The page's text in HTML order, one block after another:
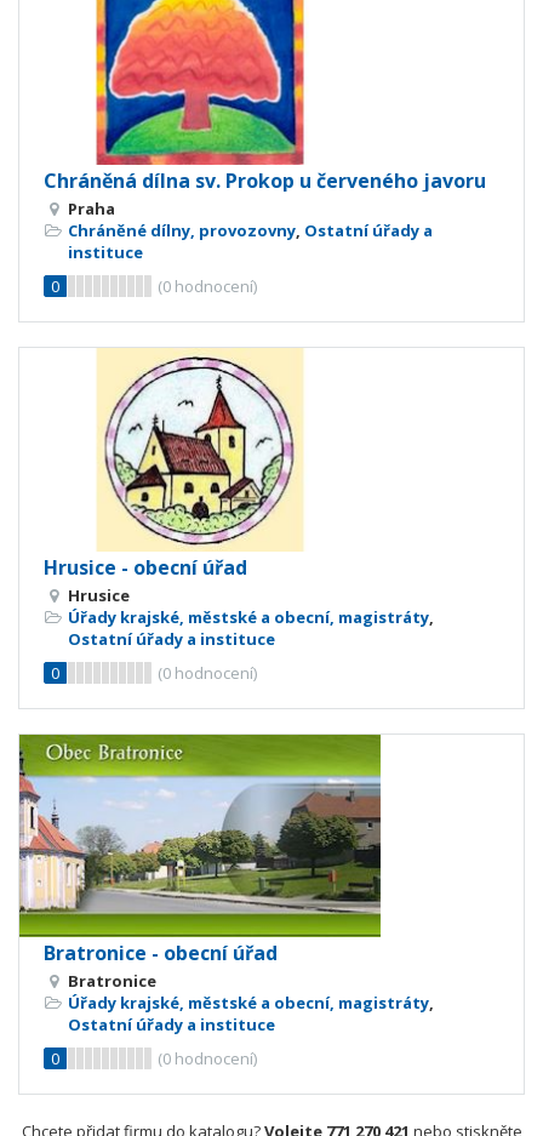
Chráněná dílna sv. Prokop u červeného javoru
Praha
Chráněné dílny, provozovny, Ostatní úřady a
instituce
0
(0 hodnocení)
Hrusice - obecní úřad
Hrusice
Úřady krajské, městské a obecní, magistráty
Ostatní úřady a instituce
0
(0 hodnocení)
Bratronice - obecní úřad
Bratronice
Úřady krajské, městské a obecní, magistráty,
Ostatní úřady a instituce
0
(0 hodnocení)